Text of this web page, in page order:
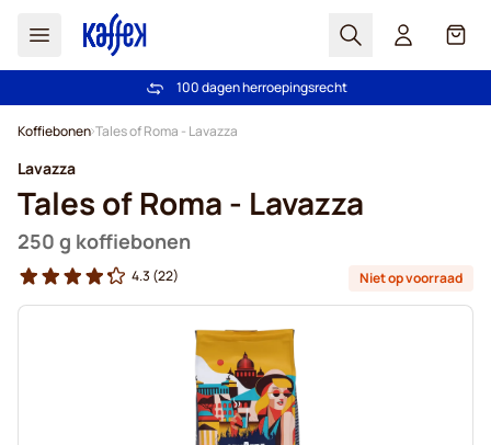
Zoek Cart
Gratis verzending vanaf € 49
100 dagen herroepingsrecht
Koffiebonen Tales of Roma - Lavazza
Lavazza
Tales of Roma - Lavazza
250 g koffiebonen
4.3 (22) Niet op voorraad